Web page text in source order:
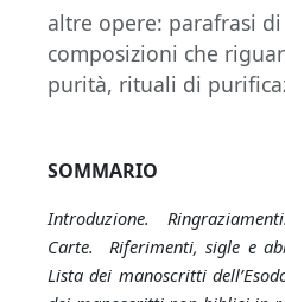
altre opere: parafrasi
composizioni che
purità, rituali di
SOMMARIO
Introduzione.
Carte. Riferimenti, sigle e
Lista dei manoscritti